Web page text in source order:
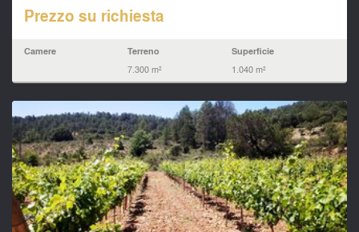
Prezzo su richiesta
Camere Terreno
7.300 m²
Superficie
1.040 m²